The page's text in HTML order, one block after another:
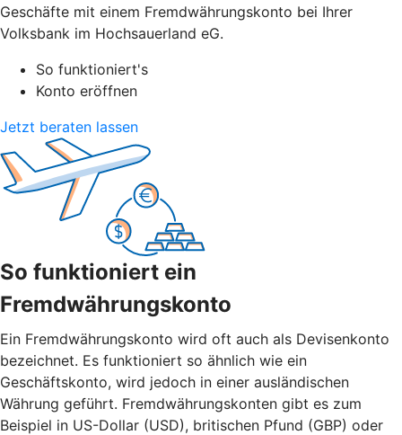
Geschäfte mit einem Fremdwährungskonto bei Ihrer
Volksbank im Hochsauerland eG.
So funktioniert's
Konto eröffnen
Jetzt beraten lassen
So funktioniert ein
Fremdwährungskonto
Ein Fremdwährungskonto wird oft auch als Devisenkonto
bezeichnet. Es funktioniert so ähnlich wie ein
Geschäftskonto, wird jedoch in einer ausländischen
Währung geführt. Fremdwährungskonten gibt es zum
Beispiel in US-Dollar (USD), britischen Pfund (GBP) oder